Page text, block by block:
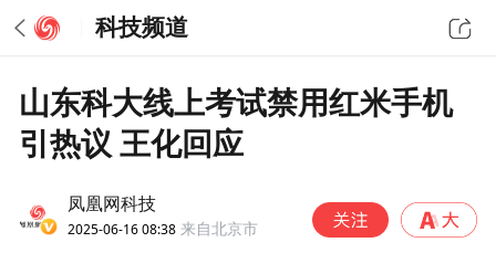
科技频道
山东科大线上考试禁用红米手机
引热议 王化回应
凤凰网科技
2025-06-16 08:38 来自北京市